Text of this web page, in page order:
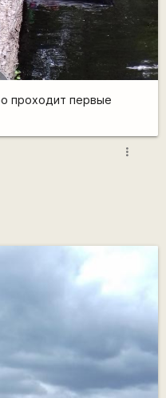
проходит первые
more_vert